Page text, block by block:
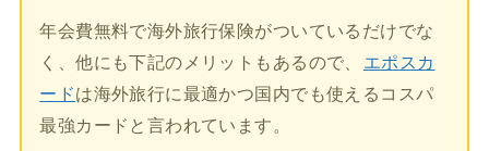
年会費無料で海外旅行保険がついているだけでな
く、他にも下記のメリットもあるので、
エポスカ
ードは海外旅行に最適かつ国内でも使えるコスパ
最強カードと言われています。